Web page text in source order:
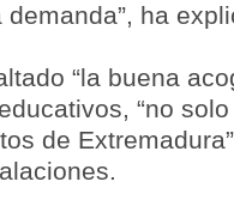
ha
“la buena
“no
de